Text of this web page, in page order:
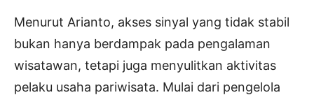
Menurut Arianto, akses sinyal yang tidak stabil
bukan hanya berdampak pada pengalaman
wisatawan, tetapi juga menyulitkan aktivitas
pelaku usaha pariwisata. Mulai dari pengelola